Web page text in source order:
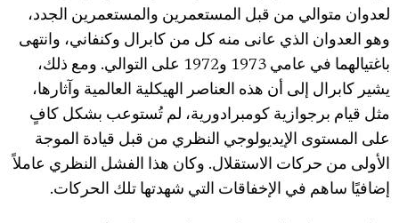
لعدوان متوالي من قبل المستعمرين والمستعمرين الجدد،
وهو العدوان الذي عانى منه كل من كابرال وكنفاني، وانتهى
باغتيالهما في عامي 1973 و1972 على التوالي. ومع ذلك،
يشير كابرال إلى أن هذه العناصر الهيكلية العالمية وآثارها،
مثل قيام برجوازية كومبرادورية، لم تُستوعب بشكل كافٍ
على المستوى الإيديولوجي النظري من قبل قيادة الموجة
الأولى من حركات الاستقلال. وكان هذا الفشل النظري عاملاً
إضافيًا ساهم في الإخفاقات التي شهدتها تلك الحركات.